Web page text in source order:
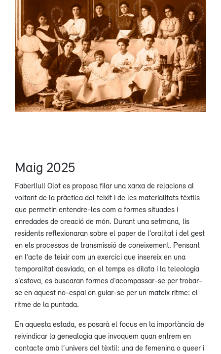
Maig 2025
Faberllull Olot es proposa filar una xarxa de relacions al
voltant de la pràctica del teixit i de les materialitats tèxtils
que permetin entendre-les com a formes situades i
enredades de creació de món. Durant una setmana, lis
residents reflexionaran sobre el paper de l’oralitat i del gest
en els processos de transmissió de coneixement. Pensant
en l’acte de teixir com un exercici que insereix en una
temporalitat desviada, on el temps es dilata i la teleologia
s’estova, es buscaran formes d’acompassar-se per trobar-
se en aquest no-espai on guiar-se per un mateix ritme: el
ritme de la puntada.
En aquesta estada, es posarà el focus en la importància de
reivindicar la genealogia que invoquem quan entrem en
contacte amb l’univers del tèxtil: una de femenina o queer i